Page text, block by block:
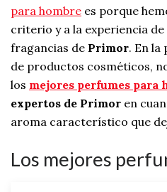
para hombre es porque
criterio y a la experiencia de
fragancias de Primor. En
de productos cosméticos,
los mejores perfumes para
expertos de Primor en
aroma característico que
Los mejores